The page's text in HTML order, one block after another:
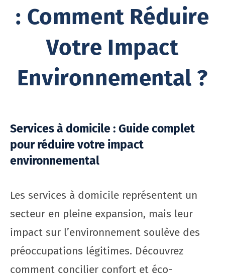
: Comment Réduire
Votre Impact
Environnemental ?
Services à domicile : Guide complet
pour réduire votre impact
environnemental
Les services à domicile représentent un
secteur en pleine expansion, mais leur
impact sur l’environnement soulève des
préoccupations légitimes. Découvrez
comment concilier confort et éco-